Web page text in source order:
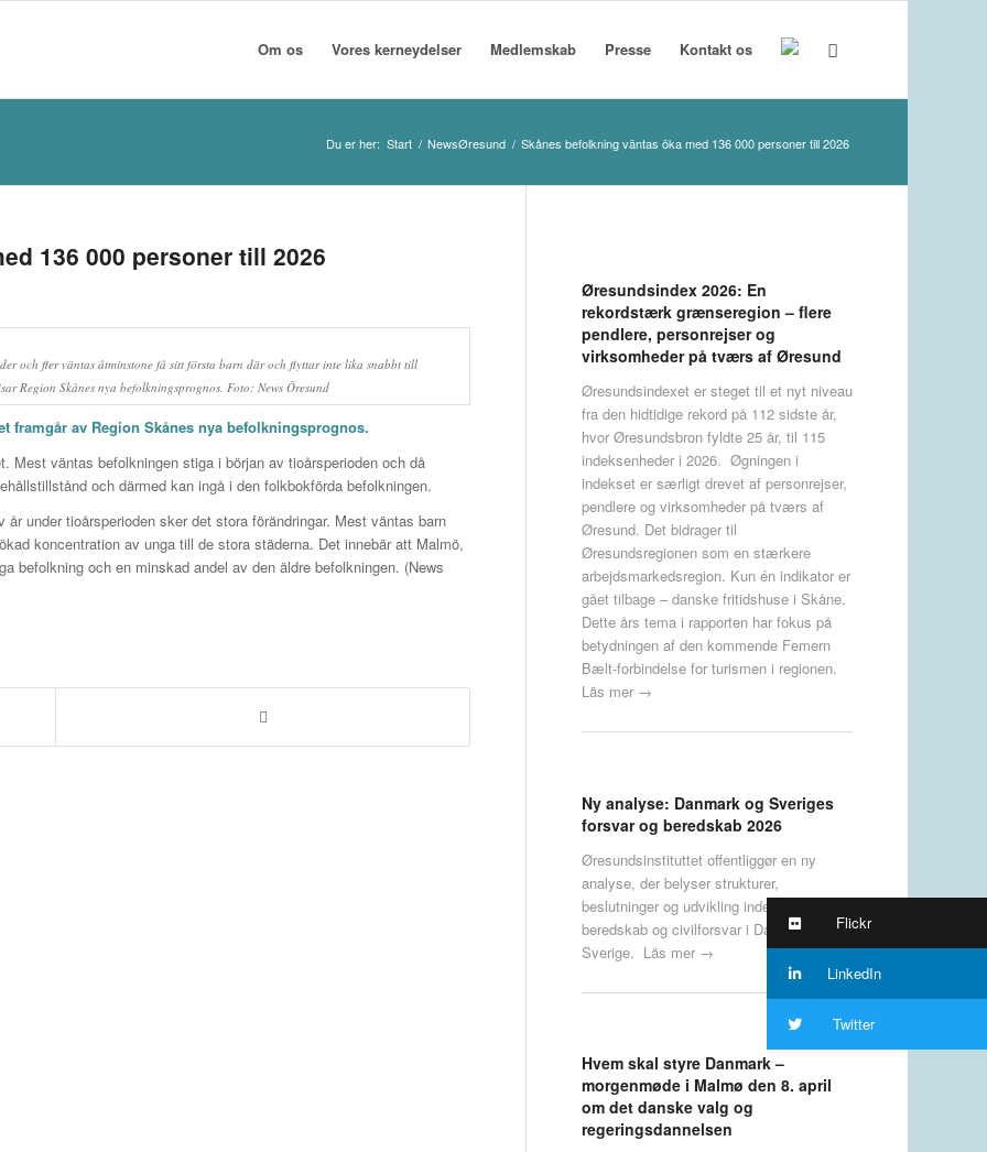
Om os Vores kerneydelser Medlemskab Presse Kontakt os
Du er her: Start / NewsØresund / Skånes befolkning väntas öka med 136 000 personer till 2026
136 000 personer till 2026
och fler väntas åtminstone få sitt första barn där och flyttar inte lika snabbt till
Region Skånes nya befolkningsprognos. Foto: News Öresund
framgår av Region Skånes nya befolkningsprognos.
Mest väntas befolkningen stiga i början av tioårsperioden och då
och därmed kan ingå i den folkbokförda befolkningen.
under tioårsperioden sker det stora förändringar. Mest väntas barn
koncentration av unga till de stora städerna. Det innebär att Malmö,
befolkning och en minskad andel av den äldre befolkningen. (News
Øresundsindex 2026: En
rekordstærk grænseregion – flere
pendlere, personrejser og
virksomheder på tværs af Øresund
Øresundsindexet er steget til et nyt niveau
fra den hidtidige rekord på 112 sidste år,
hvor Øresundsbron fyldte 25 år, til 115
indeksenheder i 2026. Øgningen i
indekset er særligt drevet af personrejser,
pendlere og virksomheder på tværs af
Øresund. Det bidrager til
Øresundsregionen som en stærkere
arbejdsmarkedsregion. Kun én indikator er
gået tilbage – danske fritidshuse i Skåne.
Dette års tema i rapporten har fokus på
betydningen af den kommende Femern
Bælt-forbindelse for turismen i regionen.
Läs mer →
Ny analyse: Danmark og Sveriges
forsvar og beredskab 2026
Øresundsinstituttet offentliggør en ny
analyse, der belyser strukturer,
beslutninger og udvikling inden for forsvar,
beredskab og civilforsvar i Danmark og
Sverige. Läs mer →
Hvem skal styre Danmark –
morgenmøde i Malmø den 8. april
om det danske valg og
regeringsdannelsen
Flickr
LinkedIn
Twitter